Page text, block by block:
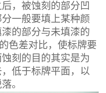
，被蚀刻的部分凹
一般要填上某种颜
的部分与未填漆的
色差对比，使标牌要
刻的目的其实是为
低于标牌平面，以
。